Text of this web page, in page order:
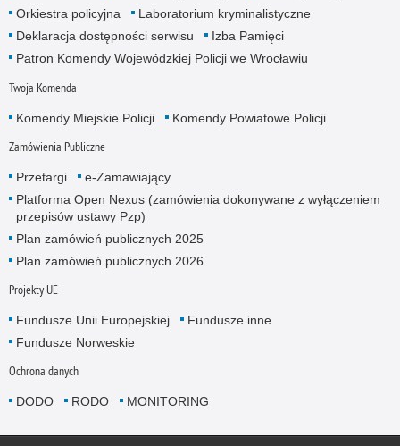
Orkiestra policyjna
Laboratorium kryminalistyczne
Deklaracja dostępności serwisu
Izba Pamięci
Patron Komendy Wojewódzkiej Policji we Wrocławiu
Twoja Komenda
Komendy Miejskie Policji Komendy Powiatowe Policji
Zamówienia Publiczne
Przetargi
e-Zamawiający
Platforma Open Nexus (zamówienia dokonywane z wyłączeniem
przepisów ustawy Pzp)
Plan zamówień publicznych 2025
Plan zamówień publicznych 2026
Projekty UE
Fundusze Unii Europejskiej
Fundusze inne
Fundusze Norweskie
Ochrona danych
DODO RODO MONITORING